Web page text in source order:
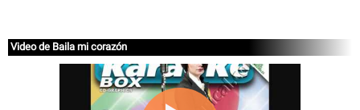
Video de Baila mi corazón